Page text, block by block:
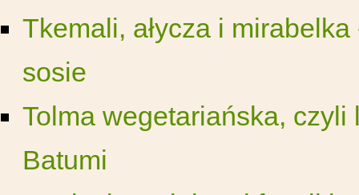
Tkemali, ałycza i
sosie
Tolma wegetariańska,
Batumi